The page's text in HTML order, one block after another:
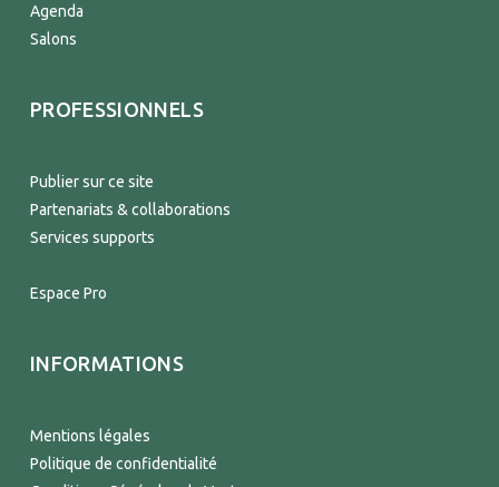
Agenda
Salons
PROFESSIONNELS
Publier sur ce site
Partenariats & collaborations
Services supports
Espace Pro
INFORMATIONS
Mentions légales
Politique de confidentialité